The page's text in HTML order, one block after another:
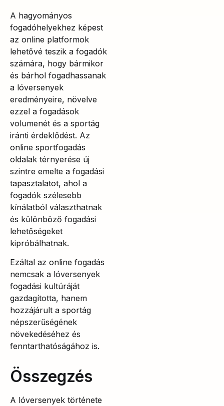
A hagyományos
fogadóhelyekhez képest
az online platformok
lehetővé teszik a fogadók
számára, hogy bármikor
és bárhol fogadhassanak
a lóversenyek
eredményeire, növelve
ezzel a fogadások
volumenét és a sportág
iránti érdeklődést. Az
online sportfogadás
oldalak térnyerése új
szintre emelte a fogadási
tapasztalatot, ahol a
fogadók szélesebb
kínálatból választhatnak
és különböző fogadási
lehetőségeket
kipróbálhatnak.
Ezáltal az online fogadás
nemcsak a lóversenyek
fogadási kultúráját
gazdagította, hanem
hozzájárult a sportág
népszerűségének
növekedéséhez és
fenntarthatóságához is.
Összegzés
A lóversenyek története